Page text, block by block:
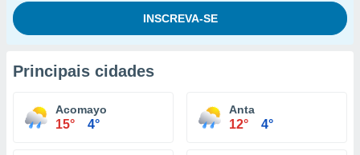
Principais cidades
Acomayo
15° 4°
Anta
12° 4°